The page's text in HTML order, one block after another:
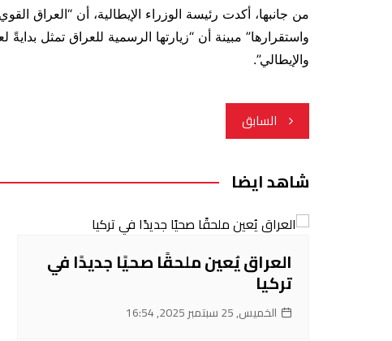
من جانبها، أكدت رئيسة الوزراء الإيطالية، أن
واستقرارها” مبينة أن “زيارتها الرسمية للعراق تمثل
والإيطالي”.
تصفّح
المقالات
السابق
شاهد ايضا
العراق يُعين ملحقًا صحيًا جديدًا في
تركيا
الخميس, 25 سبتمبر 2025, 16:54